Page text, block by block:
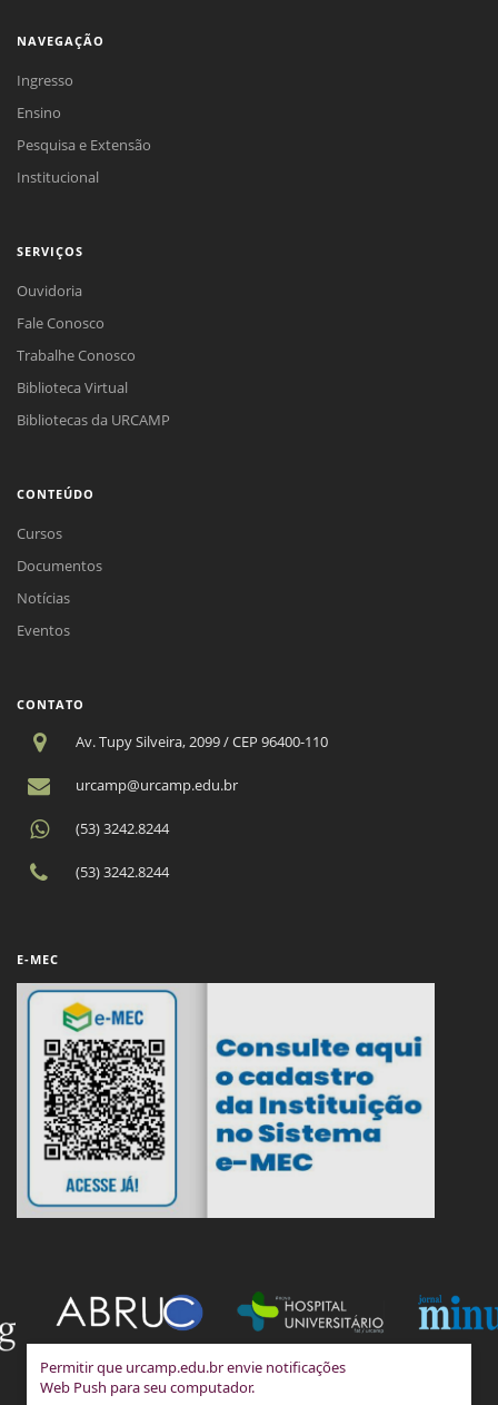
Permitir que urcamp.edu.br envie notificações
Web Push para seu computador.
NAVEGAÇÃO
Ingresso
Ensino
Pesquisa e Extensão
Institucional
SERVIÇOS
Ouvidoria
Fale Conosco
Trabalhe Conosco
Biblioteca Virtual
Bibliotecas da URCAMP
CONTEÚDO
Cursos
Documentos
Notícias
Eventos
CONTATO
Av. Tupy Silveira, 2099 / CEP 96400-110
urcamp@urcamp.edu.br
(53) 3242.8244
(53) 3242.8244
E-MEC